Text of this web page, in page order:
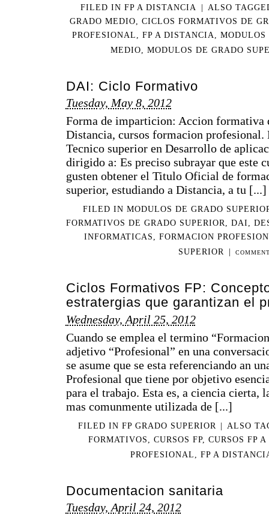
FILED INFP A DISTANCIA |
ALSO
GRADO MEDIO
CICLOS FORMATIVOS DE
PROFESIONAL
FP A DISTANCIA
MODULOS
MEDIO
MODULOS DE GRADO
DAI: Ciclo Formativo
Tuesday, May 8, 2012
Forma de imparticion: Accion formativa
Distancia, cursos formacion profesional.
Tecnico superior en Desarrollo de
dirigido a: Es preciso subrayar que este
gusten obtener el Titulo Oficial de
superior, estudiando a Distancia, a tu [...]
FILED INMODULOS DE GRADO
FORMATIVOS DE GRADO SUPERIOR, DAI,
INFORMATICAS, FORMACION
SUPERIOR |
Ciclos Formativos FP:
estratergias que garantizan el
Wednesday, April 25, 2012
Cuando se emplea el termino
adjetivo “Profesional” en una
se asume que se esta referenciando an
Profesional que tiene por objetivo
para el trabajo. Esta es, a ciencia cierta,
mas comunmente utilizada de [...]
FILED IN FP GRADO SUPERIOR |
ALSO
FORMATIVOS
CURSOS FP, CURSOS FP
PROFESIONAL
FP A
Documentacion sanitaria
Tuesday, April 24, 2012